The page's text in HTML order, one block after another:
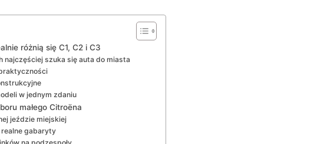
różnią się C1, C2 i C3
szuka się auta do miasta
w jednym zdaniu
małego Citroëna
jeździe miejskiej
realne gabaryty